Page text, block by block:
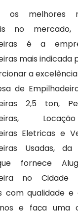
os melhores
no
é a
mais indicada
a
de
2,5 ton,
Eletricas e
Usadas, da
fornece
no
com qualidade e
e faça uma